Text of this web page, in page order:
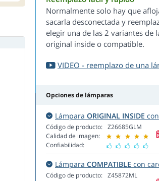
Normalmente solo hay que
sacarla desconectada y
elegir una de las 2 variantes de
original inside o compatible.
VIDEO - reemplazo de una
Opciones de lámparas
Lámpara ORIGINAL INSIDE
Código de producto:
Calidad de imagen:
Confiabilidad:
Z26685GLM
Lámpara COMPATIBLE con
Código de producto: Z45872ML